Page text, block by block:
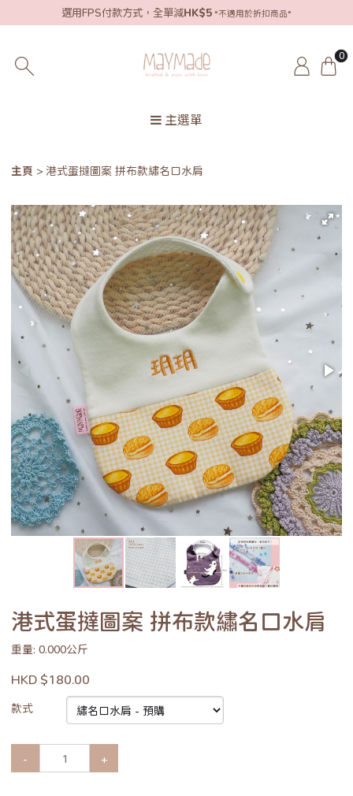
選用FPS付款方式，全單減HK$5 *不適用於折扣商品*
0
主選單
主頁 港式蛋撻圖案 拼布款繡名口水肩
港式蛋撻圖案 拼布款繡名口水肩
重量: 0.000公斤
HKD $180.00
款式
- +